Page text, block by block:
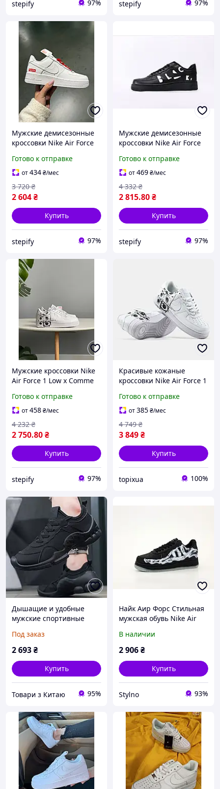
stepify 97% stepify 97%
Мужские демисезонные
кроссовки Nike Air Force
спортивные кроссовки
Ar99645 Найк
Готово к отправке
от434₴/мес
2 604₴
3 720 ₴
Купить
stepify 97%
Мужские демисезонные
кроссовки Nike Air Force
BLACK (черные)
спортивные кроссовки
nk99 Найк
Готово к отправке
от469₴/мес
2 815.80₴
4 332 ₴
Купить
stepify 97%
Мужские кроссовки Nike
Air Force 1 Low х Comme
(белые) спортивные
кроссы 1621 Найк
Готово к отправке
от458₴/мес
2 750.80₴
4 232 ₴
Купить
stepify 97%
Красивые кожаные
кроссовки Nike Air Force 1
подошве унисекс
стильные модные форсы
низкие весна осень
Готово к отправке
от385₴/мес
3 849₴
4 749 ₴
Купить
topixua 100%
Дышащие и удобные
мужские спортивные
низкие, на шнуровке,
модные и стильные, с
Под заказ
2 693₴
Купить
Товари з Китаю 95%
Найк Аир Форс Стильная
мужская обувь Nike Air
Модные мужские кроссы.
В наличии
2 906₴
Купить
Stylno 93%